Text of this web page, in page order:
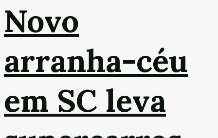
Novo
arranha-céu
em SC leva